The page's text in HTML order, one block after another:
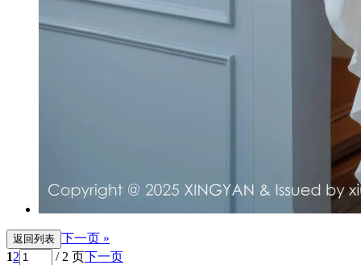
返回列表 下一页 »
12 / 2 页下一页